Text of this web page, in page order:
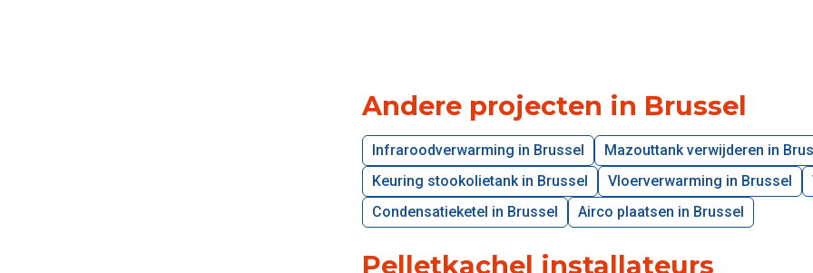
Andere projecten in Brussel
Infraroodverwarming in Brussel Mazouttank verwijderen in
Keuring stookolietank in Brussel
Vloerverwarming in Brussel
Condensatieketel in Brussel
Airco plaatsen in Brussel
Pelletkachel installateurs